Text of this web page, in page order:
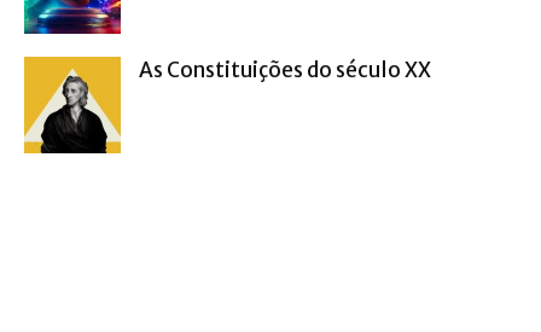
As Constituições do século XX